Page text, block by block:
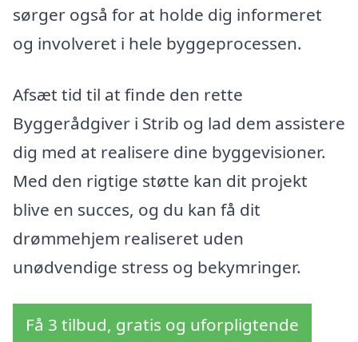
sørger også for at holde dig informeret
og involveret i hele byggeprocessen.
Afsæt tid til at finde den rette
Byggerådgiver i Strib og lad dem assistere
dig med at realisere dine byggevisioner.
Med den rigtige støtte kan dit projekt
blive en succes, og du kan få dit
drømmehjem realiseret uden
unødvendige stress og bekymringer.
Få 3 tilbud, gratis og uforpligtende